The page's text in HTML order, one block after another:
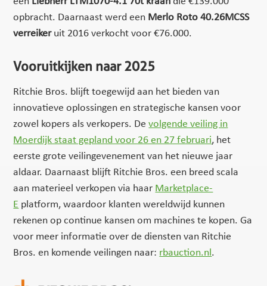
opbracht. Daarnaast werd een Merlo Roto 40.26MCSS
verreikeruit 2016 verkocht voor €76.000.
Vooruitkijken naar 2025
Ritchie Bros. blijft toegewijd aan het bieden van
innovatieve oplossingen en strategische kansen voor
zowel kopers als verkopers. Devolgende veiling in
Moerdijk staat gepland voor 26 en 27 februari, het
eerste grote veilingevenement van het nieuwe jaar
aldaar. Daarnaast blijft Ritchie Bros. een breed scala
aan materieel verkopen via haar Marketplace-
E platform, waardoor klanten wereldwijd kunnen
rekenen op continue kansen om machines te kopen. Ga
voor meer informatie over de diensten van Ritchie
Bros. en komende veilingen naar: rbauction.nl.